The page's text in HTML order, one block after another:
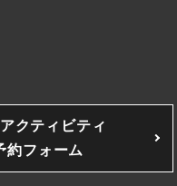
クティビティ
約フォーム